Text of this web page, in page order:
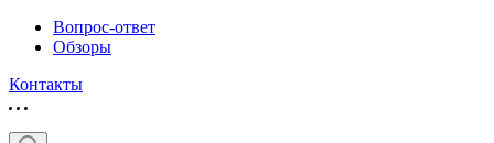
Вопрос-ответ
Обзоры
Контакты